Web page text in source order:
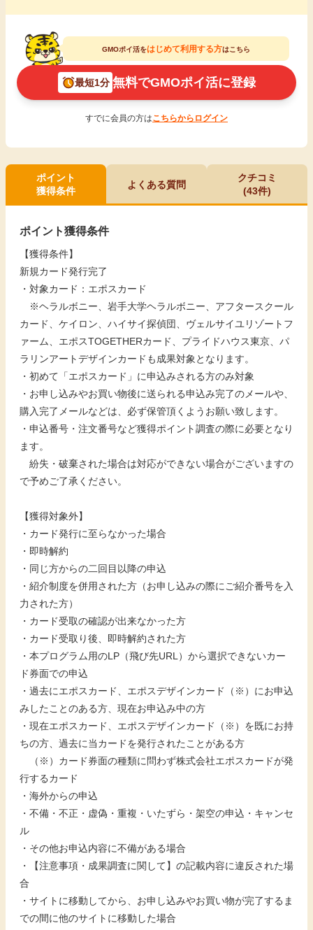
GMOポイ活をはじめて利用する方はこちら
最短1分 無料でGMOポイ活に登録
すでに会員の方はこちらからログイン
ポイント
獲得条件
よくある質問
クチコミ
(43件)
ポイント獲得条件
【獲得条件】
新規カード発行完了
・対象カード：エポスカード
※ヘラルボニー、岩手大学ヘラルボニー、アフタースクール
カード、ケイロン、ハイサイ探偵団、ヴェルサイユリゾートフ
ァーム、エポスTOGETHERカード、プライドハウス東京、パ
ラリンアートデザインカードも成果対象となります。
・初めて「エポスカード」に申込みされる方のみ対象
・お申し込みやお買い物後に送られる申込み完了のメールや、
購入完了メールなどは、必ず保管頂くようお願い致します。
・申込番号・注文番号など獲得ポイント調査の際に必要となり
ます。
紛失・破棄された場合は対応ができない場合がございますの
で予めご了承ください。
【獲得対象外】
・カード発行に至らなかった場合
・即時解約
・同じ方からの二回目以降の申込
・紹介制度を併用された方（お申し込みの際にご紹介番号を入
力された方）
・カード受取の確認が出来なかった方
・カード受取り後、即時解約された方
・本プログラム用のLP（飛び先URL）から選択できないカー
ド券面での申込
・過去にエポスカード、エポスデザインカード（※）にお申込
みしたことのある方、現在お申込み中の方
・現在エポスカード、エポスデザインカード（※）を既にお持
ちの方、過去に当カードを発行されたことがある方
（※）カード券面の種類に問わず株式会社エポスカードが発
行するカード
・海外からの申込
・不備・不正・虚偽・重複・いたずら・架空の申込・キャンセ
ル
・その他お申込内容に不備がある場合
・【注意事項・成果調査に関して】の記載内容に違反された場
合
・サイトに移動してから、お申し込みやお買い物が完了するま
での間に他のサイトに移動した場合